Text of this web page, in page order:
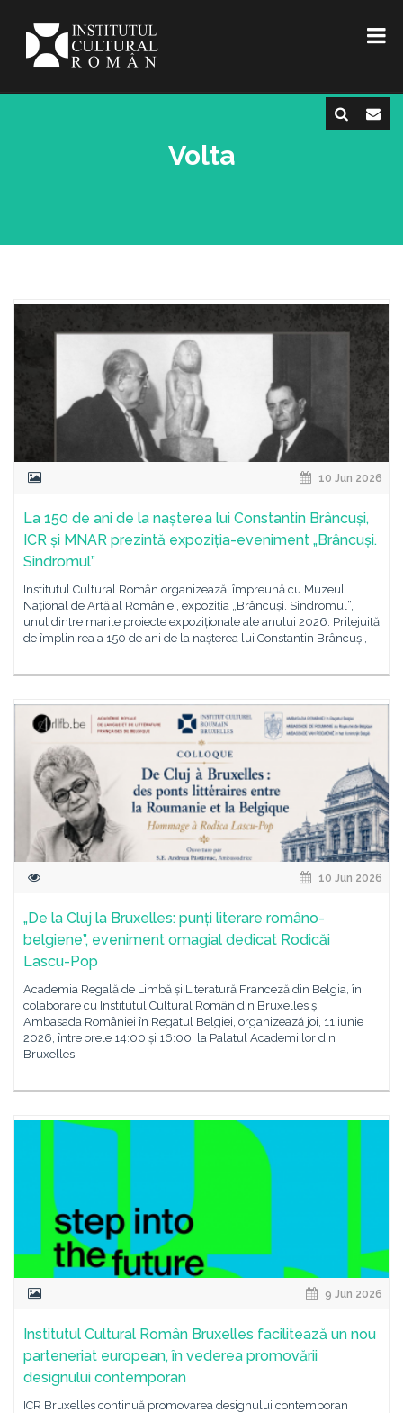
Volta
10 Jun 2026
La 150 de ani de la nașterea lui Constantin Brâncuși,
ICR și MNAR prezintă expoziția-eveniment „Brâncuși.
Sindromul”
Institutul Cultural Român organizează, împreună cu Muzeul
Național de Artă al României, expoziția „Brâncuși. Sindromul”,
unul dintre marile proiecte expoziționale ale anului 2026. Prilejuită
de împlinirea a 150 de ani de la nașterea lui Constantin Brâncuși,
10 Jun 2026
„De la Cluj la Bruxelles: punți literare româno-
belgiene”, eveniment omagial dedicat Rodicăi
Lascu-Pop
Academia Regală de Limbă și Literatură Franceză din Belgia, în
colaborare cu Institutul Cultural Român din Bruxelles și
Ambasada României în Regatul Belgiei, organizează joi, 11 iunie
2026, între orele 14:00 și 16:00, la Palatul Academiilor din
Bruxelles
9 Jun 2026
Institutul Cultural Român Bruxelles facilitează un nou
parteneriat european, în vederea promovării
designului contemporan
ICR Bruxelles continuă promovarea designului contemporan